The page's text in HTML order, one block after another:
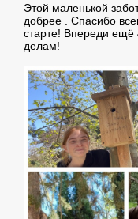
Этой маленькой
добрее . Спасибо
старте! Впереди
делам!